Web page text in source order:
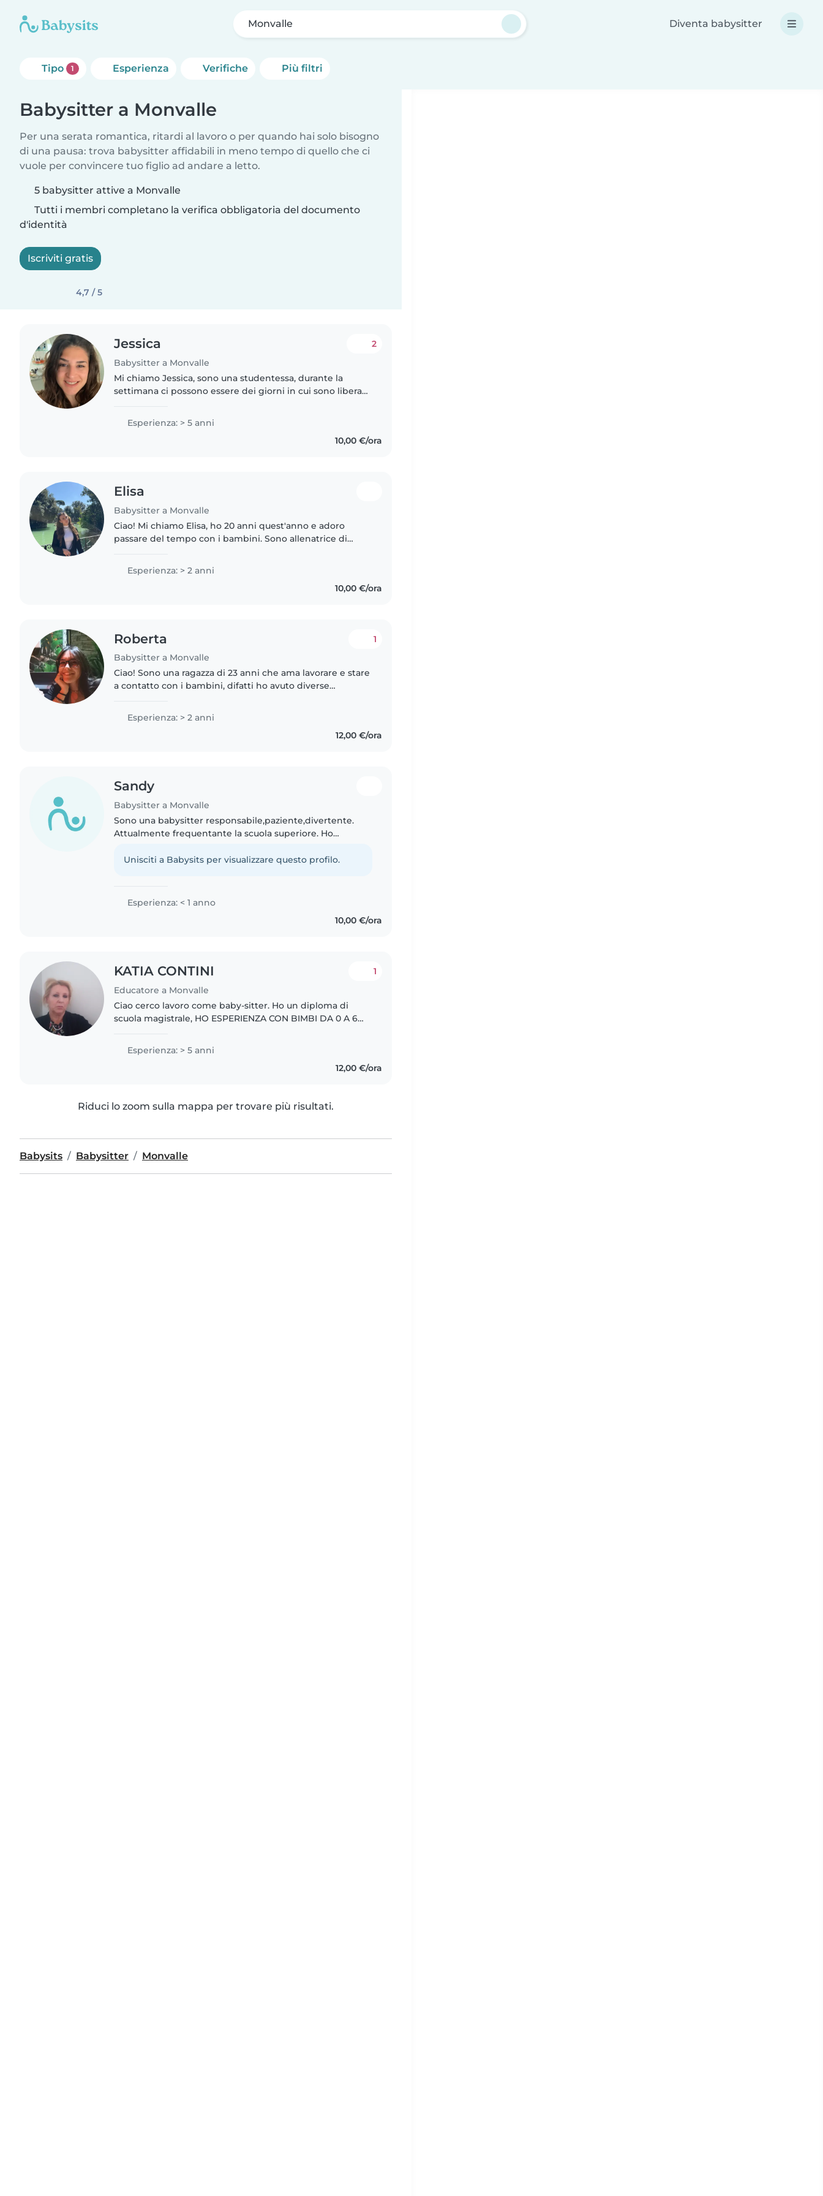
Monvalle Diventa babysitter
Tipo 1 Esperienza Verifiche Più filtri
Babysitter a Monvalle
Per una serata romantica, ritardi al lavoro o per quando hai solo bisogno
di una pausa: trova babysitter affidabili in meno tempo di quello che ci
vuole per convincere tuo figlio ad andare a letto.
5 babysitter attive a Monvalle
Tutti i membri completano la verifica obbligatoria del documento
d'identità
Iscriviti gratis
4,7 / 5
Jessica
Babysitter a Monvalle
2
Mi chiamo Jessica, sono una studentessa, durante la
settimana ci possono essere dei giorni in cui sono libera
dai giorni in cui..
Esperienza: > 5 anni
10,00 €/ora
Elisa
Babysitter a Monvalle
Ciao! Mi chiamo Elisa, ho 20 anni quest'anno e adoro
passare del tempo con i bambini. Sono allenatrice di
Esperienza: > 2 anni
10,00 €/ora
Roberta
Babysitter a Monvalle
1
Ciao! Sono una ragazza di 23 anni che ama lavorare e stare
a contatto con i bambini, difatti ho avuto diverse
in campeggi/hotel..
Esperienza: > 2 anni
12,00 €/ora
Sandy
Babysitter a Monvalle
Sono una babysitter responsabile,paziente,divertente.
Attualmente frequentante la scuola superiore. Ho
disegnare, leggere e giocare..
Unisciti a Babysits per visualizzare questo profilo.
Esperienza: < 1 anno
10,00 €/ora
KATIA CONTINI
Educatore a Monvalle
1
Ciao cerco lavoro come baby-sitter. Ho un diploma di
scuola magistrale, HO ESPERIENZA CON BIMBI DA 0 A 6
amante dei bimbi. Ho frequentato..
Esperienza: > 5 anni
12,00 €/ora
Riduci lo zoom sulla mappa per trovare più risultati.
Babysits Babysitter Monvalle